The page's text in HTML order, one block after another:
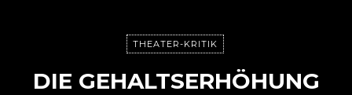
THEATER-KRITIK
DIE GEHALTSERHÖHUNG